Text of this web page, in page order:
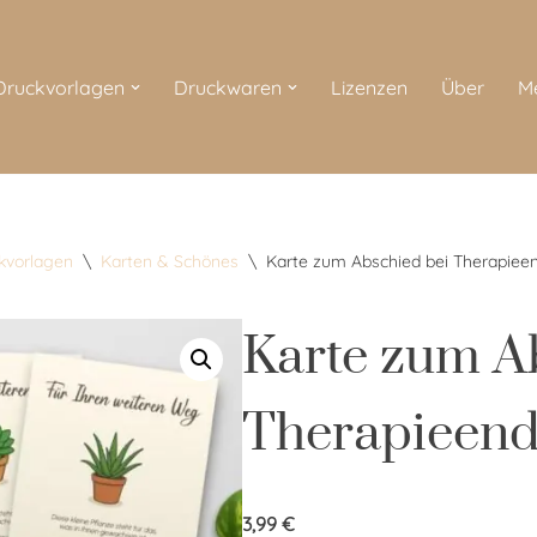
Druckwaren Lizenzen Über
\ Karten & Schönes \ Karte zum Abschied bei
Karte zum
3,99 €